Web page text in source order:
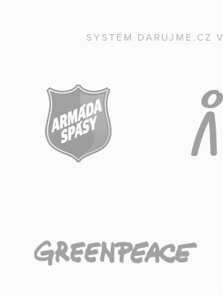
SYSTÉM DARUJME.CZ